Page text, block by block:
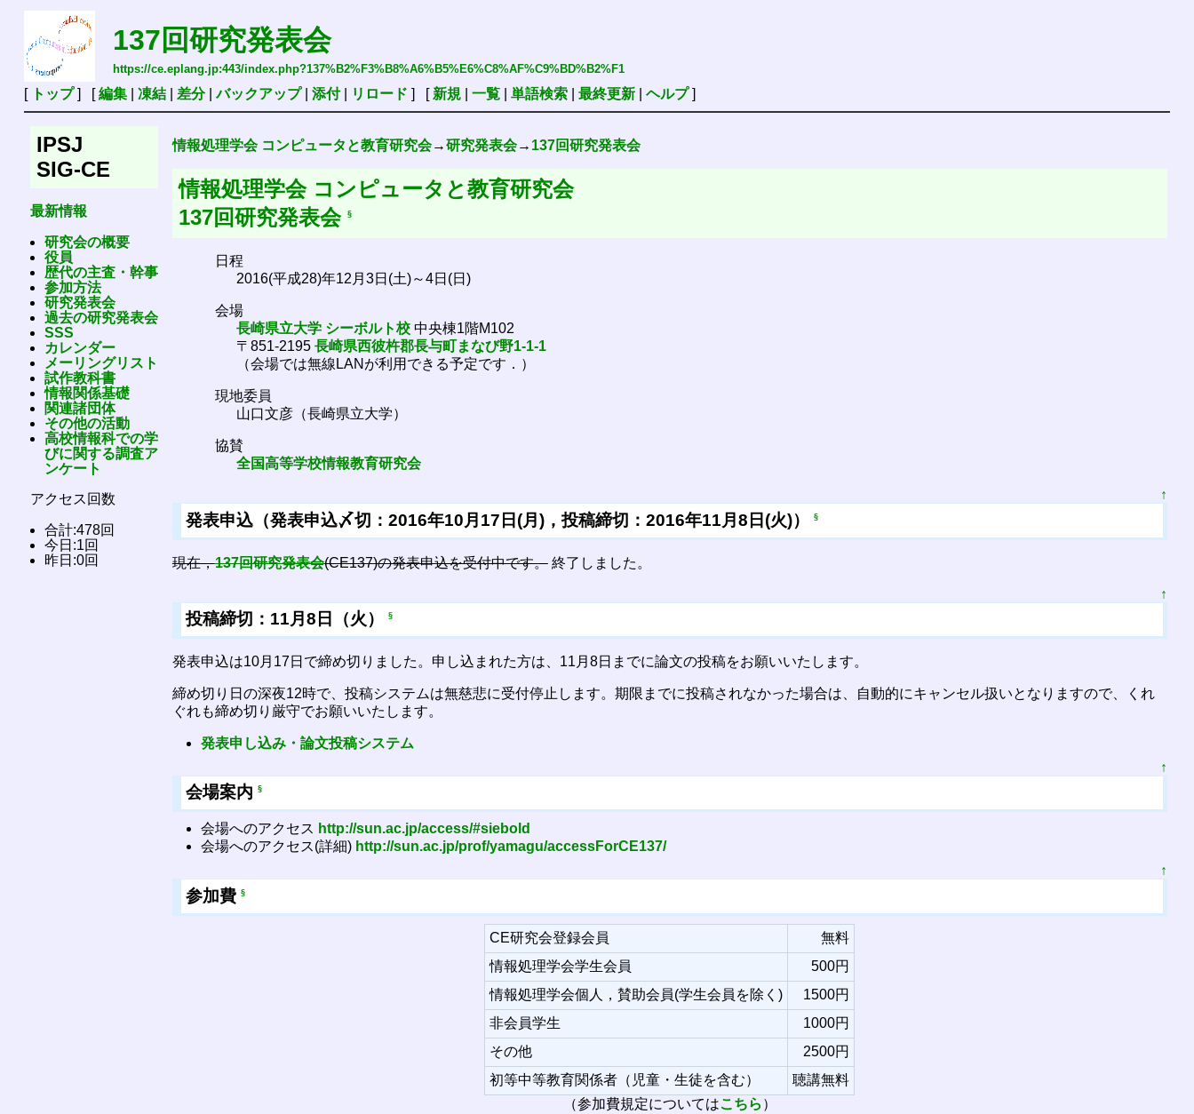
137回研究発表会
https://ce.eplang.jp:443/index.php?137%B2%F3%B8%A6%B5%E6%C8%AF%C9%BD%B2%F1
[ トップ] [編集| 凍結| 差分|バックアップ| 添付| リロード ] [ 新規| 一覧| 単語検索| 最終更新| ヘルプ]
IPSJ
SIG-CE
最新情報
研究会の概要
役員
歴代の主査・幹事
参加方法
研究発表会
過去の研究発表会
SSS
カレンダー
メーリングリスト
試作教科書
情報関係基礎
関連諸団体
その他の活動
高校情報科での学
びに関する調査ア
ンケート
アクセス回数
合計:478回
今日:1回
昨日:0回
情報処理学会 コンピュータと教育研究会→研究発表会→ 137回研究発表会
情報処理学会 コンピュータと教育研究会
137回研究発表会
§
日程
2016(平成28)年12月3日(土)～4日(日)
会場
長崎県立大学 シーボルト校中央棟1階M102
〒851-2195 長崎県西彼杵郡長与町まなび野1-1-1
（会場では無線LANが利用できる予定です．）
現地委員
山口文彦（長崎県立大学）
協賛
全国高等学校情報教育研究会
↑
発表申込（発表申込〆切：2016年10月17日(月)，投稿締切：2016年11月8日(火)）§
現在，137回研究発表会(CE137)の発表申込を受付中です。終了しました。
↑
投稿締切：11月8日（火）§
発表申込は10月17日で締め切りました。申し込まれた方は、11月8日までに論文の投稿をお願いいたします。
締め切り日の深夜12時で、投稿システムは無慈悲に受付停止します。期限までに投稿されなかった場合は、自動的にキャンセル扱いとなりますので、くれ
ぐれも締め切り厳守でお願いいたします。
発表申し込み・論文投稿システム
↑
会場案内§
会場へのアクセス http://sun.ac.jp/access/#siebold
会場へのアクセス(詳細) http://sun.ac.jp/prof/yamagu/accessForCE137/
↑
参加費§
CE研究会登録会員
無料
情報処理学会学生会員
500円
情報処理学会個人，賛助会員(学生会員を除く)
1500円
非会員学生
1000円
その他
2500円
初等中等教育関係者（児童・生徒を含む）
聴講無料
（参加費規定についてはこちら ）